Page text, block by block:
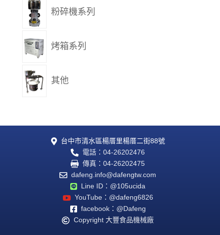
粉碎機系列
烤箱系列
其他
 台中市清水區楊厝里楊厝二街88號
 電話：04-26202476
 傳真：04-26202475
 dafeng.info@dafengtw.com
 Line ID：@105ucida
 YouTube：@dafeng6826
 facebook：@Dafeng
 Copyright 大豐食品機械廠